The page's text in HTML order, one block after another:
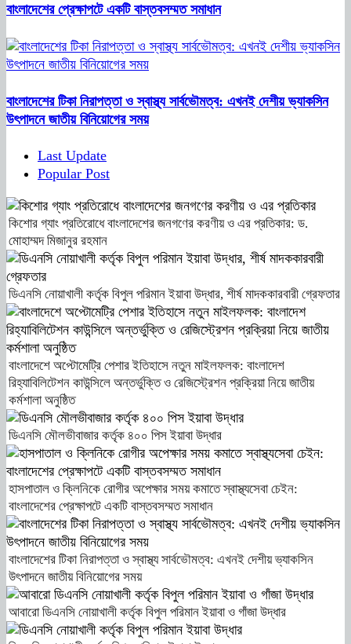
বাংলাদেশের প্রেক্ষাপটে একটি বাস্তবসম্মত সমাধান
বাংলাদেশের টিকা নিরাপত্তা ও স্বাস্থ্য সার্বভৌমত্ব: এখনই দেশীয় ভ্যাকসিন
উৎপাদনে জাতীয় বিনিয়োগের সময়
Last Update
Popular Post
কিশোর গ্যাং প্রতিরোধে বাংলাদেশের জনগণের করণীয় ও এর প্রতিকার: ড.
মোহাম্মদ মিজানুর রহমান
ডিএনসি নোয়াখালী কর্তৃক বিপুল পরিমান ইয়াবা উদ্ধার, শীর্ষ মাদককারবারী গ্রেফতার
বাংলাদেশে অপ্টোমেট্রি পেশার ইতিহাসে নতুন মাইলফলক: বাংলাদেশ
রিহ্যাবিলিটেশন কাউন্সিলে অন্তর্ভুক্তি ও রেজিস্ট্রেশন প্রক্রিয়া নিয়ে জাতীয়
কর্মশালা অনুষ্ঠিত
ডিএনসি মৌলভীবাজার কর্তৃক ৪০০ পিস ইয়াবা উদ্ধার
হাসপাতাল ও ক্লিনিকে রোগীর অপেক্ষার সময় কমাতে স্বাস্থ্যসেবা চেইন:
বাংলাদেশের প্রেক্ষাপটে একটি বাস্তবসম্মত সমাধান
বাংলাদেশের টিকা নিরাপত্তা ও স্বাস্থ্য সার্বভৌমত্ব: এখনই দেশীয় ভ্যাকসিন
উৎপাদনে জাতীয় বিনিয়োগের সময়
আবারো ডিএনসি নোয়াখালী কর্তৃক বিপুল পরিমান ইয়াবা ও গাঁজা উদ্ধার